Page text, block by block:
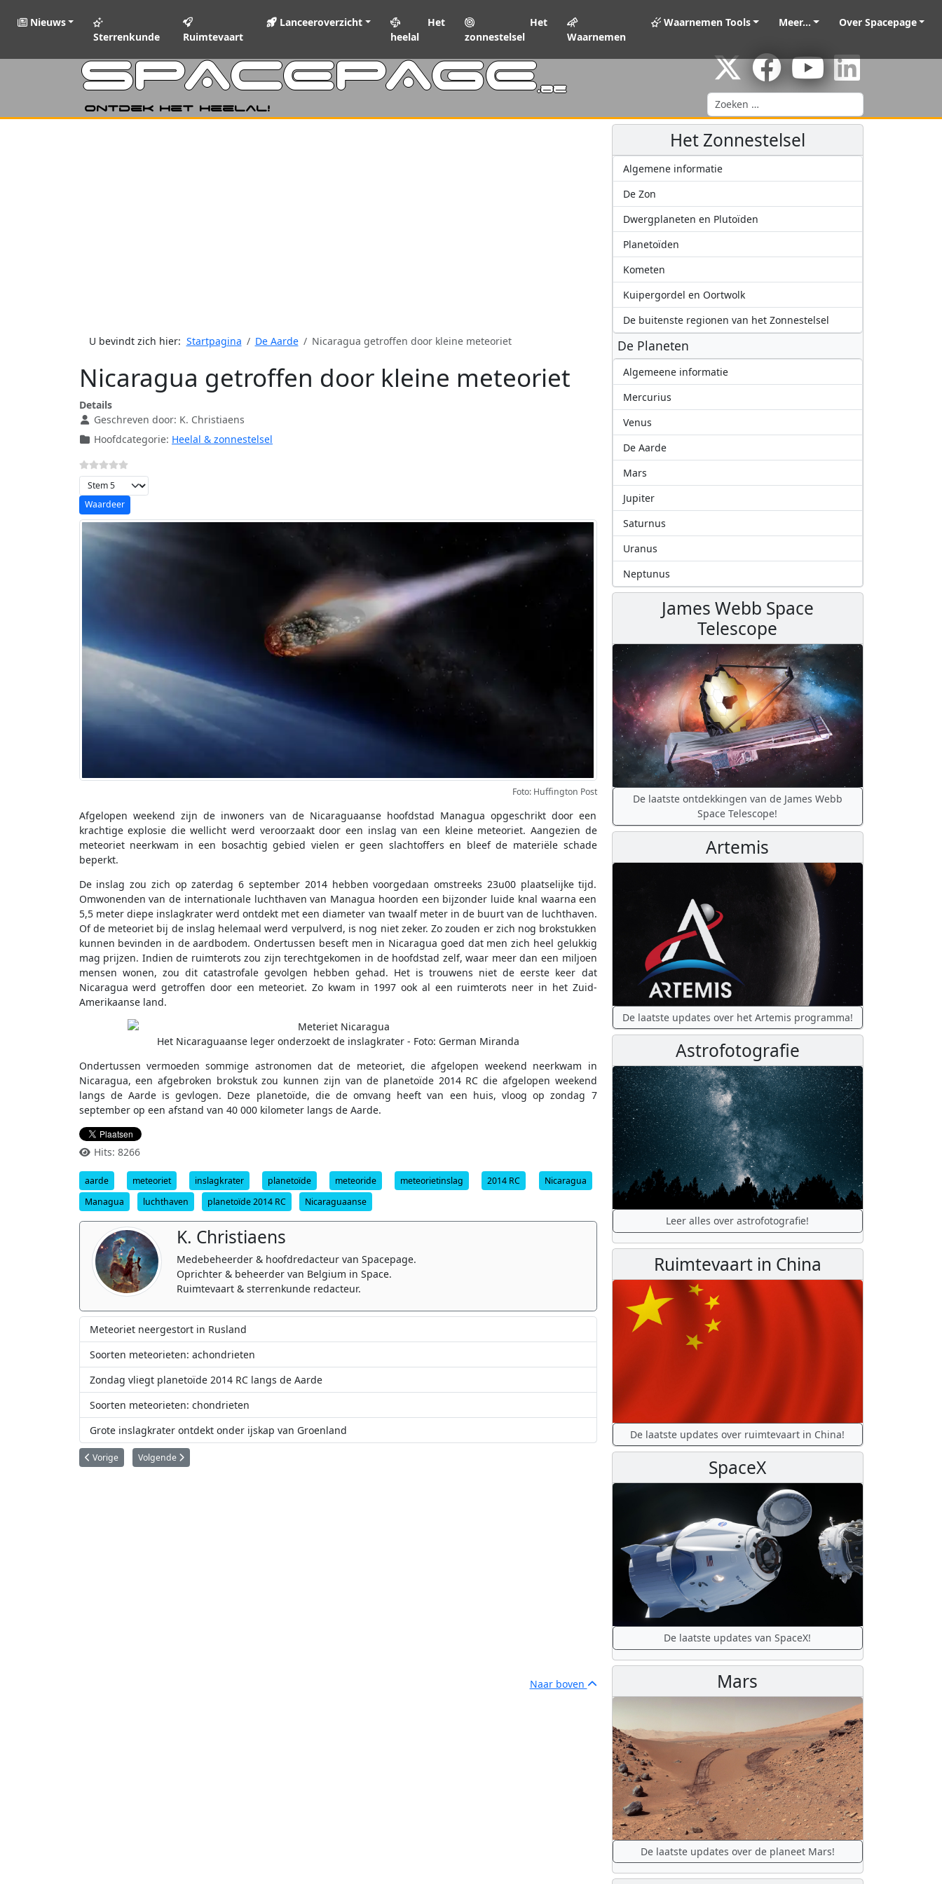
Nieuws
Sterrenkunde
Ruimtevaart
Lanceeroverzicht
Het
heelal
Het
zonnestelsel
Waarnemen
Waarnemen Tools Meer... Over Spacepage
SPACEPAGE.be
Ontdek het heelal!
Zoeken
U bevindt zich hier: Startpagina De Aarde Nicaragua getroffen door kleine meteoriet
Nicaragua getroffen door kleine meteoriet
Details
Geschreven door: K. Christiaens
Hoofdcategorie: Heelal & zonnestelsel
Voeg waardering toe
Foto: Huffington Post
Afgelopen weekend zijn de inwoners van de Nicaraguaanse hoofdstad Managua opgeschrikt door een
krachtige explosie die wellicht werd veroorzaakt door een inslag van een kleine meteoriet. Aangezien de
meteoriet neerkwam in een bosachtig gebied vielen er geen slachtoffers en bleef de materiële schade
beperkt.
De inslag zou zich op zaterdag 6 september 2014 hebben voorgedaan omstreeks 23u00 plaatselijke tijd.
Omwonenden van de internationale luchthaven van Managua hoorden een bijzonder luide knal waarna een
5,5 meter diepe inslagkrater werd ontdekt met een diameter van twaalf meter in de buurt van de luchthaven.
Of de meteoriet bij de inslag helemaal werd verpulverd, is nog niet zeker. Zo zouden er zich nog brokstukken
kunnen bevinden in de aardbodem. Ondertussen beseft men in Nicaragua goed dat men zich heel gelukkig
mag prijzen. Indien de ruimterots zou zijn terechtgekomen in de hoofdstad zelf, waar meer dan een miljoen
mensen wonen, zou dit catastrofale gevolgen hebben gehad. Het is trouwens niet de eerste keer dat
Nicaragua werd getroffen door een meteoriet. Zo kwam in 1997 ook al een ruimterots neer in het Zuid-
Amerikaanse land.
Het Nicaraguaanse leger onderzoekt de inslagkrater - Foto: German Miranda
Ondertussen vermoeden sommige astronomen dat de meteoriet, die afgelopen weekend neerkwam in
Nicaragua, een afgebroken brokstuk zou kunnen zijn van de planetoïde 2014 RC die afgelopen weekend
langs de Aarde is gevlogen. Deze planetoïde, die de omvang heeft van een huis, vloog op zondag 7
september op een afstand van 40 000 kilometer langs de Aarde.
Hits: 8266
aarde meteoriet inslagkrater planetoïde meteoride meteorietinslag 2014 RC
Nicaragua
Managua
luchthaven planetoïde 2014 RC Nicaraguaanse
K. Christiaens
Medebeheerder & hoofdredacteur van Spacepage.
Oprichter & beheerder van Belgium in Space.
Ruimtevaart & sterrenkunde redacteur.
Meteoriet neergestort in Rusland
Soorten meteorieten: achondrieten
Zondag vliegt planetoïde 2014 RC langs de Aarde
Soorten meteorieten: chondrieten
Grote inslagkrater ontdekt onder ijskap van Groenland
Vorig artikel: Bodemvochtigheid meten vanuit de ruimte
Vorige Volgende artikel: Hebben wetenschappers grote inslagkrater ontdekt op Antarctica?
Volgende
Naar boven
Het Zonnestelsel
Algemene informatie
De Zon
Dwergplaneten en Plutoïden
Planetoïden
Kometen
Kuipergordel en Oortwolk
De buitenste regionen van het Zonnestelsel
De Planeten
Algemeene informatie
Mercurius
Venus
De Aarde
Mars
Jupiter
Saturnus
Uranus
Neptunus
James Webb Space
Telescope
De laatste ontdekkingen van de James Webb
Space Telescope!
Artemis
De laatste updates over het Artemis programma!
Astrofotografie
Leer alles over astrofotografie!
Ruimtevaart in China
De laatste updates over ruimtevaart in China!
SpaceX
De laatste updates van SpaceX!
Mars
De laatste updates over de planeet Mars!